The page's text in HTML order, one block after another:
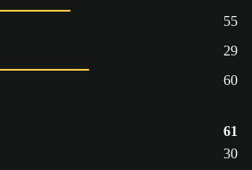
55
29
60
61
30